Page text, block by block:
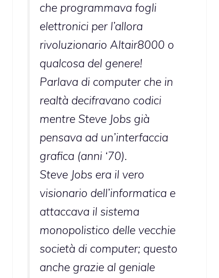
che programmava fogli
elettronici per l’allora
rivoluzionario Altair8000 o
qualcosa del genere!
Parlava di computer che in
realtà decifravano codici
mentre Steve Jobs già
pensava ad un’interfaccia
grafica (anni ‘70).
Steve Jobs era il vero
visionario dell’informatica e
attaccava il sistema
monopolistico delle vecchie
società di computer; questo
anche grazie al geniale